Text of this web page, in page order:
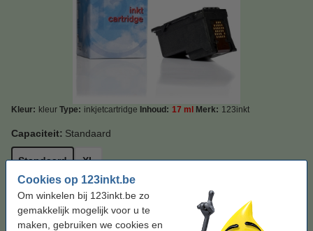
Cookies op 123inkt.be
Om winkelen bij 123inkt.be zo
gemakkelijk mogelijk voor u te
maken, gebruiken we cookies en
Kleur: kleur Type: inkjetcartridge Inhoud: 17 ml Merk: 123inkt
Capaciteit: Standaard
Standaard XL
Kleur:kleur
kleur zwart zwart en kleur